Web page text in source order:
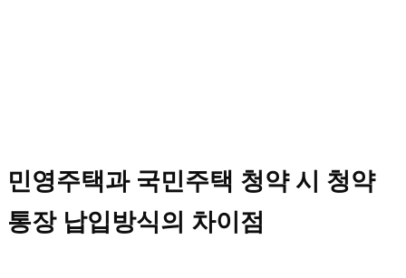
민영주택과 국민주택 청약 시 청약
통장 납입방식의 차이점